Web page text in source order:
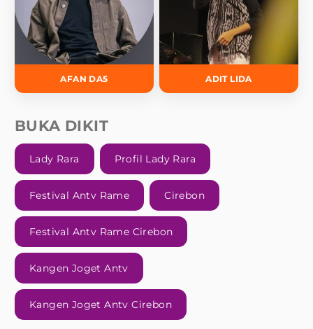
AFAN DA5 ADIT LIDA
BUKA DIKIT
Lady Rara Profil Lady Rara
Festival Antv Rame Cirebon
Festival Antv Rame Cirebon
Kangen Joget Antv
Kangen Joget Antv Cirebon